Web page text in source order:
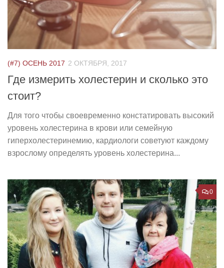
(#7) ОСЕНЬ 2017 2 ОКТЯБРЯ, 2017
Где измерить холестерин и сколько это
стоит?
Для того чтобы своевременно констатировать высокий
уровень холестерина в крови или семейную
гиперхолестеринемию, кардиологи советуют каждому
взрослому определять уровень холестерина...
0